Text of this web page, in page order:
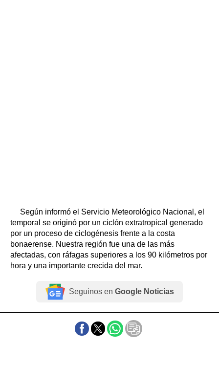
Según informó el Servicio Meteorológico Nacional, el
temporal se originó por un ciclón extratropical generado
por un proceso de ciclogénesis frente a la costa
bonaerense. Nuestra región fue una de las más
afectadas, con ráfagas superiores a los 90 kilómetros por
hora y una importante crecida del mar.
Seguinos en Google Noticias